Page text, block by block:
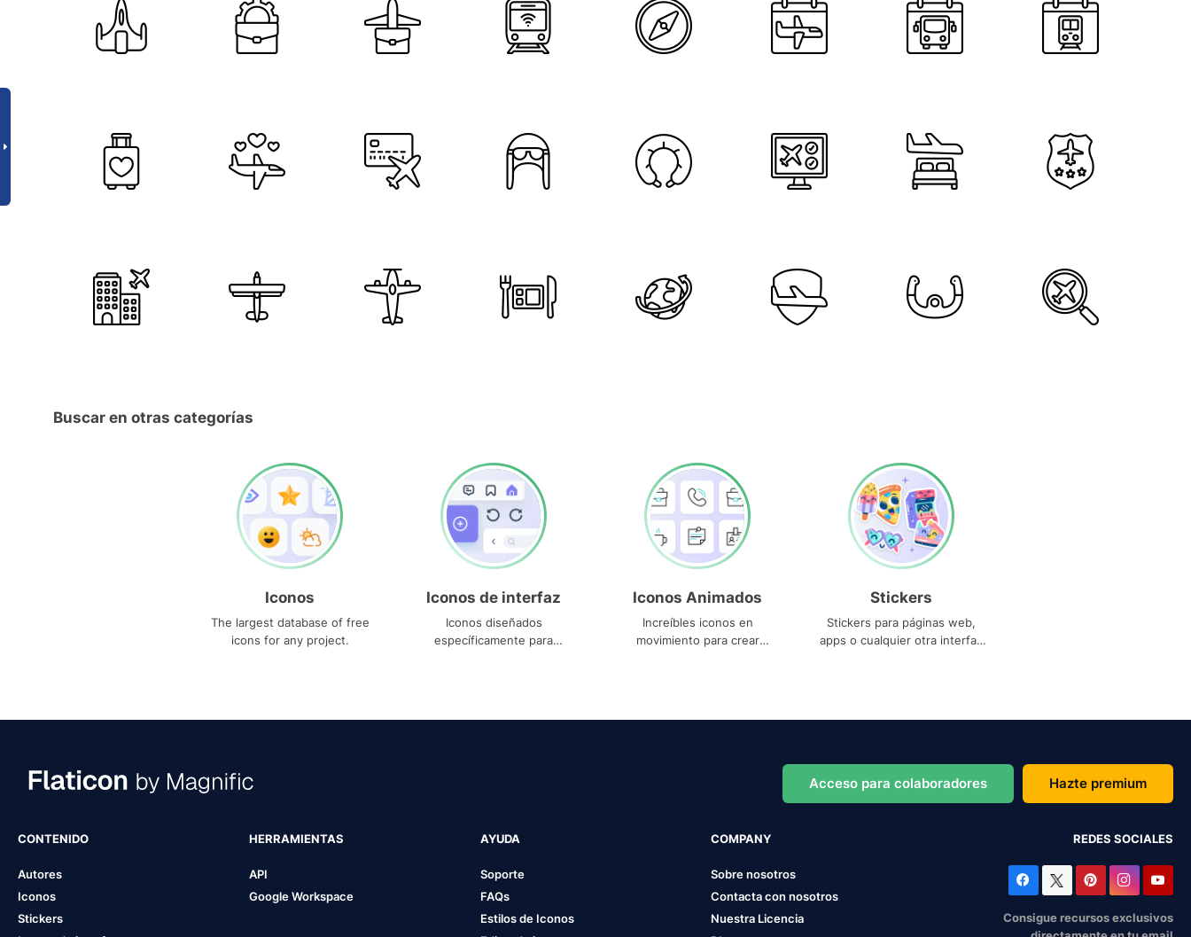
Buscar en otras categorías
Iconos
The largest database of free
icons for any project.
Iconos de interfaz
Iconos diseñados
específicamente para
Iconos Animados
Increíbles iconos en
movimiento para crear
Stickers
Stickers para páginas web,
apps o cualquier otra interfaz
Acceso para colaboradores Hazte premium
CONTENIDO
Autores
Iconos
Stickers
HERRAMIENTAS
API
Google Workspace
AYUDA
Soporte
FAQs
Estilos de Iconos
COMPANY
Sobre nosotros
Contacta con nosotros
Nuestra Licencia
REDES SOCIALES
Consigue recursos exclusivos